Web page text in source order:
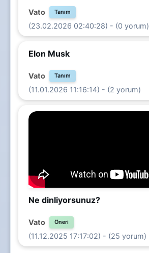
Vato Tanım
(23.02.2026 02:40:28) - (0 yorum)
Elon Musk
Vato Tanım
(11.01.2026 11:16:14) - (2 yorum)
Ne dinliyorsunuz?
Vato Öneri
(11.12.2025 17:17:02) - (25 yorum)